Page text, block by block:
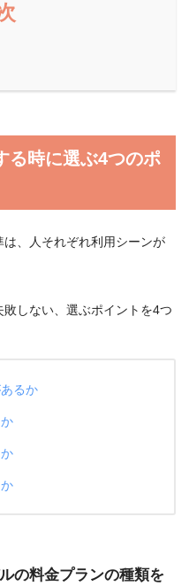
る時に選ぶ4つのポ
、人それぞれ利用シーンが
敗しない、選ぶポイントを4つ
るか
の料金プランの種類を